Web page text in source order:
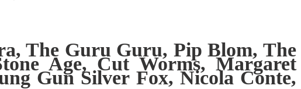
The Guru Guru, Pip Blom, The
Age, Cut Worms, Margaret
Gun Silver Fox, Nicola Conte,